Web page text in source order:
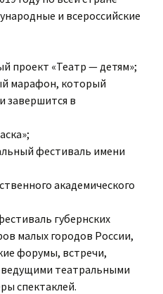
и всероссийские
проект «Театр — детям»;
марафон, который
завершится в
фестиваль имени
академического
губернских
малых городов России,
форумы, встречи,
театральными
спектаклей.